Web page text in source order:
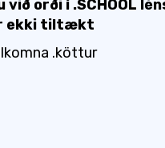
orði í .SCHOOL
ekki tiltækt
.köttur